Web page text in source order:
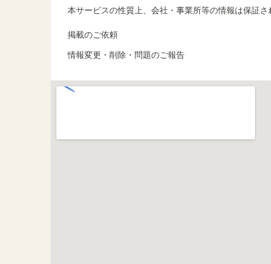
本サービスの性質上、会社・事業所等の情報は保証
掲載のご依頼
情報変更・削除・問題のご報告